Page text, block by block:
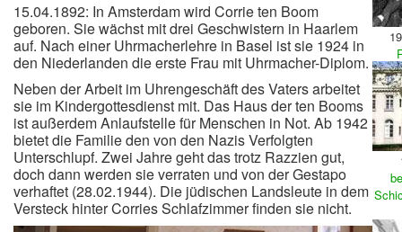
15.04.1892: In Amsterdam wird Corrie ten Boom
geboren. Sie wächst mit drei Geschwistern in Haarlem
auf. Nach einer Uhrmacherlehre in Basel ist sie 1924 in
den Niederlanden die erste Frau mit Uhrmacher-Diplom.
Neben der Arbeit im Uhrengeschäft des Vaters arbeitet
sie im Kindergottesdienst mit. Das Haus der ten Booms
ist außerdem Anlaufstelle für Menschen in Not. Ab 1942
bietet die Familie den von den Nazis Verfolgten
Unterschlupf. Zwei Jahre geht das trotz Razzien gut,
doch dann werden sie verraten und von der Gestapo
verhaftet (28.02.1944). Die jüdischen Landsleute in dem
Versteck hinter Corries Schlafzimmer finden sie nicht.